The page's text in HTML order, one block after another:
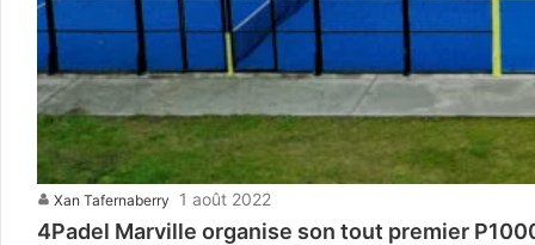
Xan Tafernaberry 1 août 2022
4Padel Marville organise son tout premier